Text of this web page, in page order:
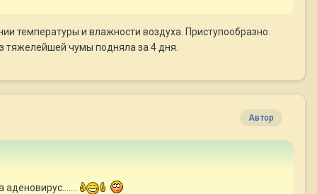
температуры и влажности воздуха. Приступообразно.
тяжелейшей чумы подняла за 4 дня.
Автор